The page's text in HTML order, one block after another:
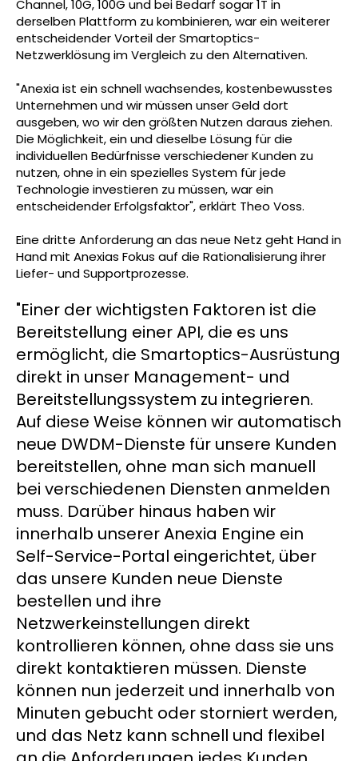
Channel, 10G, 100G und bei Bedarf sogar 1T in
derselben Plattform zu kombinieren, war ein weiterer
entscheidender Vorteil der Smartoptics-
Netzwerklösung im Vergleich zu den Alternativen.
"Anexia ist ein schnell wachsendes, kostenbewusstes
Unternehmen und wir müssen unser Geld dort
ausgeben, wo wir den größten Nutzen daraus ziehen.
Die Möglichkeit, ein und dieselbe Lösung für die
individuellen Bedürfnisse verschiedener Kunden zu
nutzen, ohne in ein spezielles System für jede
Technologie investieren zu müssen, war ein
entscheidender Erfolgsfaktor", erklärt Theo Voss.
Eine dritte Anforderung an das neue Netz geht Hand in
Hand mit Anexias Fokus auf die Rationalisierung ihrer
Liefer- und Supportprozesse.
"Einer der wichtigsten Faktoren ist die
Bereitstellung einer API, die es uns
ermöglicht, die Smartoptics-Ausrüstung
direkt in unser Management- und
Bereitstellungssystem zu integrieren.
Auf diese Weise können wir automatisch
neue DWDM-Dienste für unsere Kunden
bereitstellen, ohne man sich manuell
bei verschiedenen Diensten anmelden
muss. Darüber hinaus haben wir
innerhalb unserer Anexia Engine ein
Self-Service-Portal eingerichtet, über
das unsere Kunden neue Dienste
bestellen und ihre
Netzwerkeinstellungen direkt
kontrollieren können, ohne dass sie uns
direkt kontaktieren müssen. Dienste
können nun jederzeit und innerhalb von
Minuten gebucht oder storniert werden,
und das Netz kann schnell und flexibel